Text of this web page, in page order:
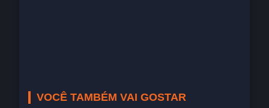
VOCÊ TAMBÉM VAI GOSTAR